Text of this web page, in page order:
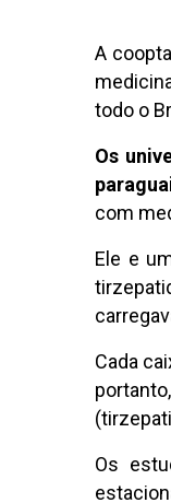
A
todo o
Os
com
Ele e
Cada
portanto,
Os